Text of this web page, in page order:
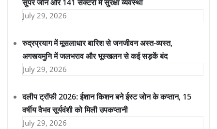
सुपर जोन और 141 सेक्टरों में सुरक्षा व्यवस्था
July 29, 2026
रुद्रप्रयाग में मूसलाधार बारिश से जनजीवन अस्त-व्यस्त,
अगस्त्यमुनि में जलभराव और भूस्खलन से कई सड़कें बंद
July 29, 2026
दलीप ट्रॉफी 2026: ईशान किशन बने ईस्ट जोन के कप्तान, 15
वर्षीय वैभव सूर्यवंशी को मिली उपकप्तानी
July 29, 2026